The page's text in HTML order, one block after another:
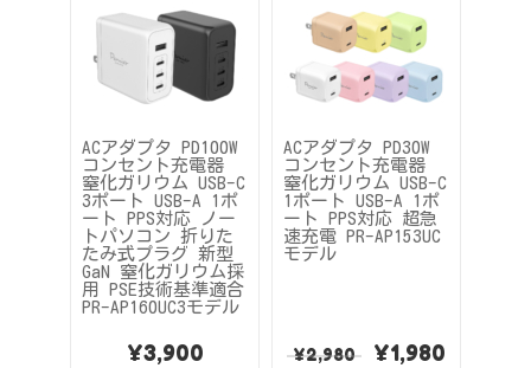
ACアダプタ PD100W
コンセント充電器
窒化ガリウム USB-C
3ポート USB-A 1ポ
ート PPS対応 ノー
トパソコン 折りた
たみ式プラグ 新型
GaN 窒化ガリウム採
用 PSE技術基準適合
PR-AP160UC3モデル
¥3,900
ACアダプタ PD30W
コンセント充電器
窒化ガリウム USB-C
1ポート USB-A 1ポ
ート PPS対応 超急
速充電 PR-AP153UC
モデル
¥2,980 ¥1,980